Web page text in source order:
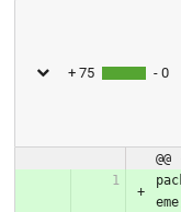
+ 75 - 0